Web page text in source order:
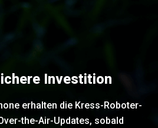
Investition
erhalten die Kress-Roboter-
the-Air-Updates, sobald